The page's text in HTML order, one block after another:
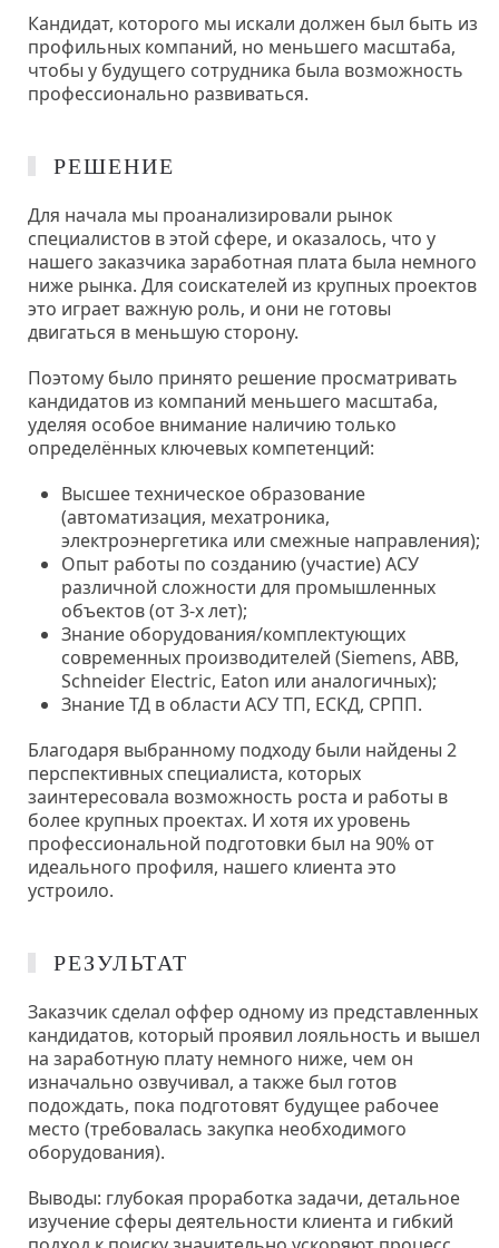
Кандидат, которого мы искали должен был быть из
профильных компаний, но меньшего масштаба,
чтобы у будущего сотрудника была возможность
профессионально развиваться.
РЕШЕНИЕ
Для начала мы проанализировали рынок
специалистов в этой сфере, и оказалось, что у
нашего заказчика заработная плата была немного
ниже рынка. Для соискателей из крупных проектов
это играет важную роль, и они не готовы
двигаться в меньшую сторону.
Поэтому было принято решение просматривать
кандидатов из компаний меньшего масштаба,
уделяя особое внимание наличию только
определённых ключевых компетенций:
Высшее техническое образование
(автоматизация, мехатроника,
электроэнергетика или смежные направления);
Опыт работы по созданию (участие) АСУ
различной сложности для промышленных
объектов (от 3-х лет);
Знание оборудования/комплектующих
современных производителей (Siemens, ABB,
Schneider Electric, Eaton или аналогичных);
Знание ТД в области АСУ ТП, ЕСКД, СРПП.
Благодаря выбранному подходу были найдены 2
перспективных специалиста, которых
заинтересовала возможность роста и работы в
более крупных проектах. И хотя их уровень
профессиональной подготовки был на 90% от
идеального профиля, нашего клиента это
устроило.
РЕЗУЛЬТАТ
Заказчик сделал оффер одному из представленных
кандидатов, который проявил лояльность и вышел
на заработную плату немного ниже, чем он
изначально озвучивал, а также был готов
подождать, пока подготовят будущее рабочее
место (требовалась закупка необходимого
оборудования).
Выводы: глубокая проработка задачи, детальное
изучение сферы деятельности клиента и гибкий